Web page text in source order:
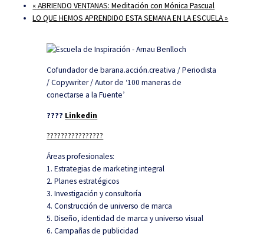
«ABRIENDO VENTANAS: Meditación con Mónica Pascual
LO QUE HEMOS APRENDIDO ESTA SEMANA EN LA ESCUELA»
Cofundador de barana.acción.creativa / Periodista
/ Copywriter / Autor de ‘100 maneras de
conectarse a la Fuente’
???? Linkedin
????????????????
Áreas profesionales:
1. Estrategias de marketing integral
2. Planes estratégicos
3. Investigación y consultoría
4. Construcción de universo de marca
5. Diseño, identidad de marca y universo visual
6. Campañas de publicidad